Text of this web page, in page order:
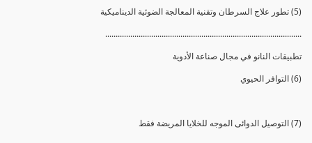
(5) تطور علاج السرطان وتقنية المعالجة الضوئية الديناميكية
..............................................................................................
تطبيقات النانو في مجال صناعة الأدوية
(6) التوافر الحيوي
(7) التوصيل الدوائى الموجه للخلايا المريضة فقط